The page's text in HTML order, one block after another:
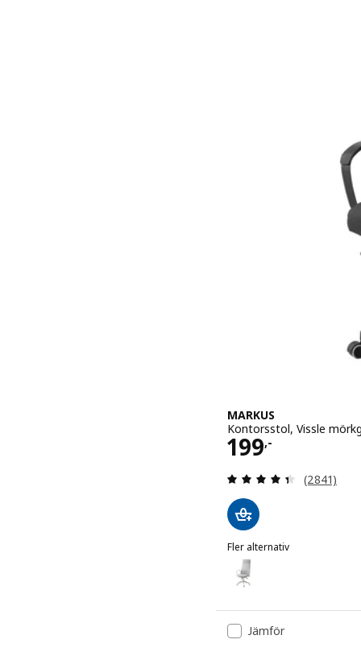
MARKUS
Kontorsstol, Vissle
199,-
Pris 199,-
(2841)
Fler alternativ
MARKUS
Alternativ: MARKUS,
Jämför